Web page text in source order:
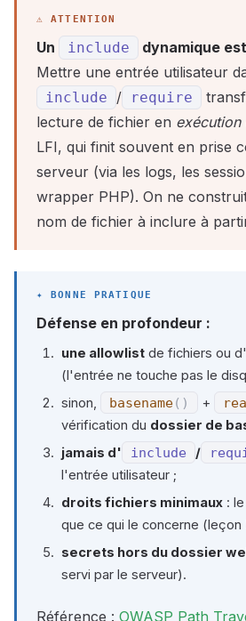
Un include
dynamique
Mettre une entrée utilisateur
include / require
lecture de fichier en exécution
LFI, qui finit souvent en prise
serveur (via les logs, les
wrapper PHP). On ne
nom de fichier à inclure à
Défense en profondeur :
une allowlist de fichiers ou
(l'entrée ne touche pas le
sinon,
basename( ) +
vérification du dossier de
jamais d'
include /
l'entrée utilisateur ;
droits fichiers minimaux :
que ce qui le concerne (leçon
secrets hors du dossier
servi par le serveur).
Référence : OWASP Path